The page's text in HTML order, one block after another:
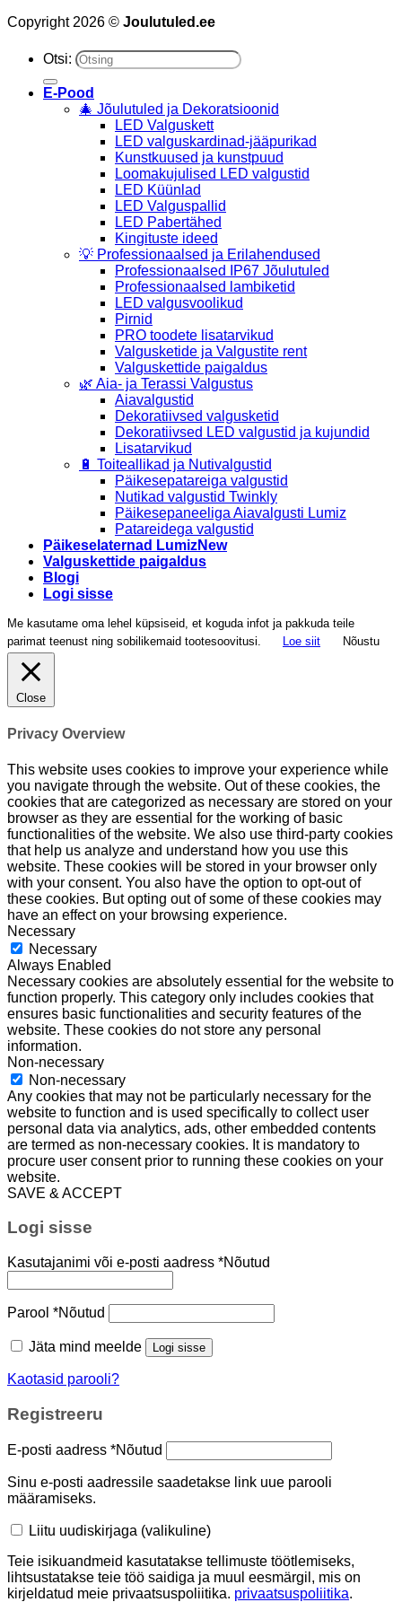
Copyright 2026 © Joulutuled.ee
Otsi:
E-Pood
🎄 Jõulutuled ja Dekoratsioonid
LED Valguskett
LED valguskardinad-jääpurikad
Kunstkuused ja kunstpuud
Loomakujulised LED valgustid
LED Küünlad
LED Valguspallid
LED Pabertähed
Kingituste ideed
💡 Professionaalsed ja Erilahendused
Professionaalsed IP67 Jõulutuled
Professionaalsed lambiketid
LED valgusvoolikud
Pirnid
PRO toodete lisatarvikud
Valgusketide ja Valgustite rent
Valguskettide paigaldus
🌿 Aia- ja Terassi Valgustus
Aiavalgustid
Dekoratiivsed valgusketid
Dekoratiivsed LED valgustid ja kujundid
Lisatarvikud
🔋 Toiteallikad ja Nutivalgustid
Päikesepatareiga valgustid
Nutikad valgustid Twinkly
Päikesepaneeliga Aiavalgusti Lumiz
Patareidega valgustid
Päikeselaternad Lumiz
Valguskettide paigaldus
Blogi
Logi sisse
Me kasutame oma lehel küpsiseid, et koguda infot ja pakkuda teile
parimat teenust ning sobilikemaid tootesoovitusi.
Loe siit Nõustu
Close
Privacy Overview
This website uses cookies to improve your experience while
you navigate through the website. Out of these cookies, the
cookies that are categorized as necessary are stored on your
browser as they are essential for the working of basic
functionalities of the website. We also use third-party cookies
that help us analyze and understand how you use this
website. These cookies will be stored in your browser only
with your consent. You also have the option to opt-out of
these cookies. But opting out of some of these cookies may
have an effect on your browsing experience.
Necessary
Necessary
Always Enabled
Necessary cookies are absolutely essential for the website to
function properly. This category only includes cookies that
ensures basic functionalities and security features of the
website. These cookies do not store any personal
information.
Non-necessary
Non-necessary
Any cookies that may not be particularly necessary for the
website to function and is used specifically to collect user
personal data via analytics, ads, other embedded contents
are termed as non-necessary cookies. It is mandatory to
procure user consent prior to running these cookies on your
website.
SAVE & ACCEPT
Logi sisse
Kasutajanimi või e-posti aadress *Nõutud
Parool *Nõutud
Jäta mind meelde Logi sisse
Kaotasid parooli?
Registreeru
E-posti aadress *Nõutud
Sinu e-posti aadressile saadetakse link uue parooli
määramiseks.
Liitu uudiskirjaga (valikuline)
Teie isikuandmeid kasutatakse tellimuste töötlemiseks,
lihtsustatakse teie töö saidiga ja muul eesmärgil, mis on
kirjeldatud meie privaatsuspoliitika. privaatsuspoliitika.